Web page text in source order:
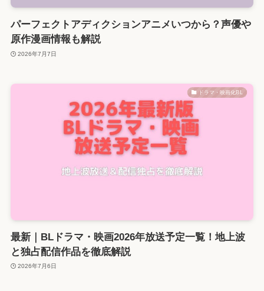
パーフェクトアディクションアニメいつから？声優や
原作漫画情報も解説
2026年7月7日
ドラマ・映画化BL
最新｜BLドラマ・映画2026年放送予定一覧！地上波
と独占配信作品を徹底解説
2026年7月6日